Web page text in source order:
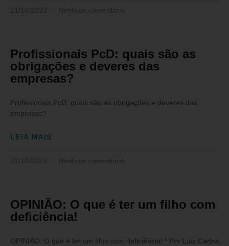
Profissionais PcD: quais são as
obrigações e deveres das
empresas?
Profissionais PcD: quais são as obrigações e deveres das
empresas?
LEIA MAIS
OPINIÃO: O que é ter um filho com
deficiência!
OPINIÃO: O que é ter um filho com deficiência! * Por Luiz Carlos